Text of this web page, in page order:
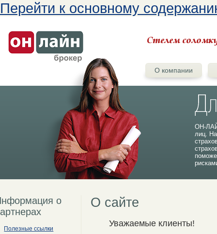
Перейти к основному
О компании
ОН-
лиц.
о
Полезные ссылки
О сайте
Уважаемые клиенты!